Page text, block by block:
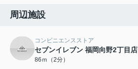
周辺施設
コンビニエンスストア
セブンイレブン 福岡向野2丁目店
86ｍ（2分）